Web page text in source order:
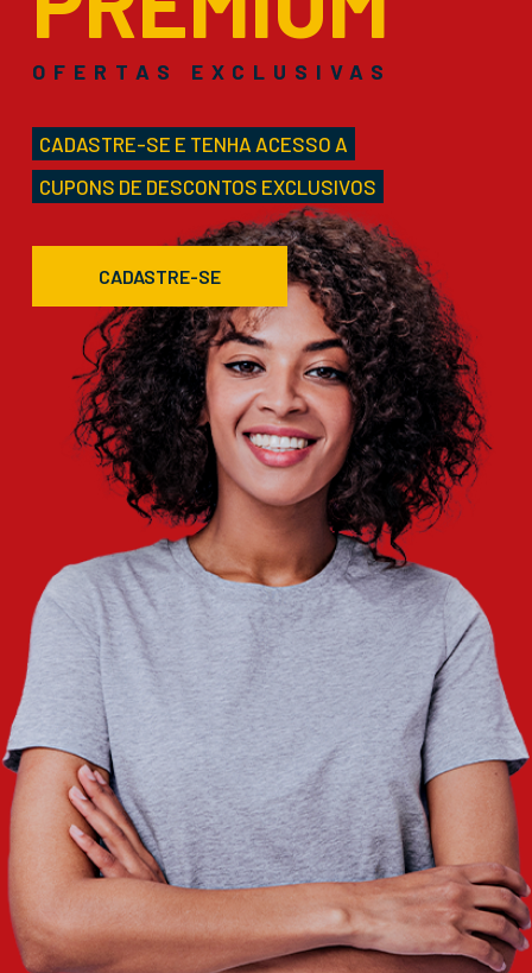
OFERTAS EXCLUSIVAS
CADASTRE-SE E TENHA ACESSO A
CUPONS DE DESCONTOS EXCLUSIVOS
CADASTRE-SE